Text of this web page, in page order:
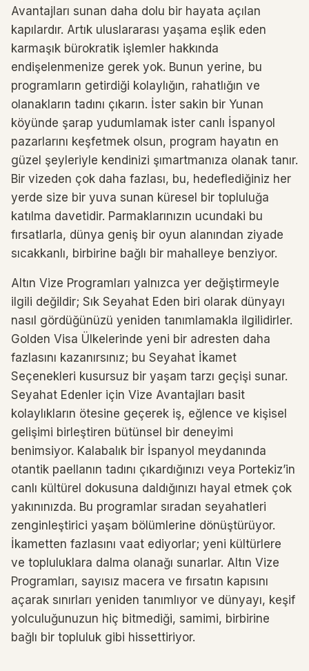
Avantajları sunan daha dolu bir hayata açılan
kapılardır. Artık uluslararası yaşama eşlik eden
karmaşık bürokratik işlemler hakkında
endişelenmenize gerek yok. Bunun yerine, bu
programların getirdiği kolaylığın, rahatlığın ve
olanakların tadını çıkarın. İster sakin bir Yunan
köyünde şarap yudumlamak ister canlı İspanyol
pazarlarını keşfetmek olsun, program hayatın en
güzel şeyleriyle kendinizi şımartmanıza olanak tanır.
Bir vizeden çok daha fazlası, bu, hedeflediğiniz her
yerde size bir yuva sunan küresel bir topluluğa
katılma davetidir. Parmaklarınızın ucundaki bu
fırsatlarla, dünya geniş bir oyun alanından ziyade
sıcakkanlı, birbirine bağlı bir mahalleye benziyor.
Altın Vize Programları yalnızca yer değiştirmeyle
ilgili değildir; Sık Seyahat Eden biri olarak dünyayı
nasıl gördüğünüzü yeniden tanımlamakla ilgilidirler.
Golden Visa Ülkelerinde yeni bir adresten daha
fazlasını kazanırsınız; bu Seyahat İkamet
Seçenekleri kusursuz bir yaşam tarzı geçişi sunar.
Seyahat Edenler için Vize Avantajları basit
kolaylıkların ötesine geçerek iş, eğlence ve kişisel
gelişimi birleştiren bütünsel bir deneyimi
benimsiyor. Kalabalık bir İspanyol meydanında
otantik paellanın tadını çıkardığınızı veya Portekiz’in
canlı kültürel dokusuna daldığınızı hayal etmek çok
yakınınızda. Bu programlar sıradan seyahatleri
zenginleştirici yaşam bölümlerine dönüştürüyor.
İkametten fazlasını vaat ediyorlar; yeni kültürlere
ve topluluklara dalma olanağı sunarlar. Altın Vize
Programları, sayısız macera ve fırsatın kapısını
açarak sınırları yeniden tanımlıyor ve dünyayı, keşif
yolculuğunuzun hiç bitmediği, samimi, birbirine
bağlı bir topluluk gibi hissettiriyor.